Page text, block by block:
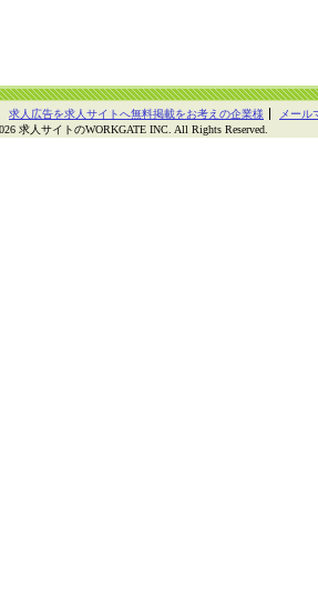
求人広告を求人サイトへ無料掲載をお考えの企業様
メール
求人サイトのWORKGATE INC. All Rights Reserved.